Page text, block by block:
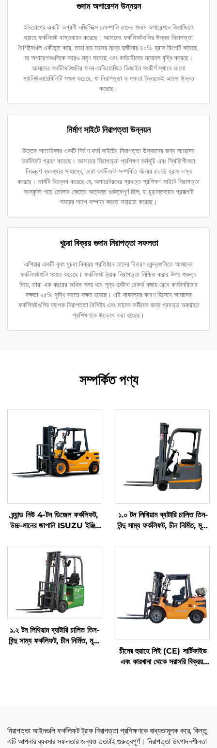
গুদাম অপারেশন উন্নয়ন
ইউরোপের একটি অগ্রণী লজিস্টিক্স কোম্পানি তাদের গুদাম অপারেশনে জিয়াজিয়াং
হুয়াহে ফর্কলিফট বাস্তবায়ন করেছে। আমাদের ফর্কলিফটগুলির উন্নত নিরাপত্তা
বৈশিষ্ট্যগুলি একীভূত করে, তারা ছয় মাসের মধ্যে দুর্ঘটনার ৪০% হ্রাস রিপোর্ট করেছে,
যা অপারেশনগুলিকে আরও মসৃণ করেছে এবং কর্মচারীদের মনোবল বৃদ্ধি করেছে।
আমাদের ফর্কলিফটগুলির মানব-অভিযোজিত ডিজাইন সংকীর্ণ স্থানে ভালো
ম্যানিউভারেবিলিটি সক্ষম করেছে, যা নিরাপত্তা ও দক্ষতা উভয়কেই আরও উন্নত
করেছে।
নির্মাণ সাইটে নিরাপত্তা উন্নয়ন
উত্তর আমেরিকার একটি নির্মাণ ফার্ম সাইটের নিরাপত্তা উন্নয়নের জন্য আমাদের
ফর্কলিফট গ্রহণ করেছে। আমাদের নিরাপত্তা প্রশিক্ষণ কর্মসূচি এবং স্থিতিশীলতা
নিয়ন্ত্রণ ব্যবস্থার সাহায্যে, তারা ফর্কলিফট-সম্পর্কিত ঘটনার ৫০% হ্রাস লক্ষ্য
করেছে। ফার্মটি উল্লেখ করেছে যে, অপারেটরদের প্রদত্ত প্রশিক্ষণ সাইটে নিরাপত্তা
সংস্কৃতি গড়ে তোলার ক্ষেত্রে অত্যন্ত গুরুত্বপূর্ণ ছিল, যা চূড়ান্তভাবে প্রকল্পটি
সময়ের আগে সম্পন্ন করতে সহায়তা করেছে।
খুচরা বিক্রয় গুদাম নিরাপত্তা সফলতা
এশিয়ার একটি বৃহৎ খুচরা বিক্রয় প্রতিষ্ঠান তাদের বিতরণ কেন্দ্রগুলিতে আমাদের
ফর্কলিফটগুলি সংহত করেছে। ফর্কলিফট ট্রাক নিরাপত্তা নিশ্চিত করার উপর গুরুত্ব
দিয়ে, তারা এক বছরের অধিক সময় ধরে শূন্য-দুর্ঘটনা রেকর্ড বজায় রেখে কার্যকারিতার
দক্ষতা ২৫% বৃদ্ধি করতে সক্ষম হয়েছে। এই সাফল্যের কারণ হিসেবে আমাদের
ফর্কলিফটগুলির ব্যাপক নিরাপত্তা বৈশিষ্ট্য এবং তাদের কর্মীদের জন্য প্রদত্ত অব্যাহত
প্রশিক্ষণকে উল্লেখ করা হয়েছে।
সম্পর্কিত পণ্য
ব্র্যান্ড নিউ 4-টন ডিজেল ফর্কলিফট,
উচ্চ-মানের জাপানি ISUZU ইঞ্জিন
১.০ টন লিথিয়াম ব্যাটারি চালিত তিন-
বিন্দু সাম্য ফর্কলিফট, চীন নির্মিত, মূল্য
১.২ টন লিথিয়াম ব্যাটারি চালিত তিন-
বিন্দু সাম্য ফর্কলিফট, চীন নির্মিত, মূল্য
চীনের হুয়াহে সিই (CE) সার্টিফাইড
এবং কারখানা থেকে সরাসরি বিক্রয়:
নিরাপত্তা আইনগুলি ফর্কলিফট ট্রাক নিরাপত্তা প্রশিক্ষণকে বাধ্যতামূলক করে, কিন্তু
এটি আপনার ব্যবসার সফলতার জন্যও ততটাই গুরুত্বপূর্ণ। নিরাপত্তা উৎপাদনশীলতা